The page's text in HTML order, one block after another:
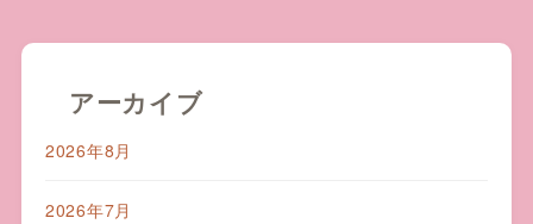
アーカイブ
2026年8月
2026年7月